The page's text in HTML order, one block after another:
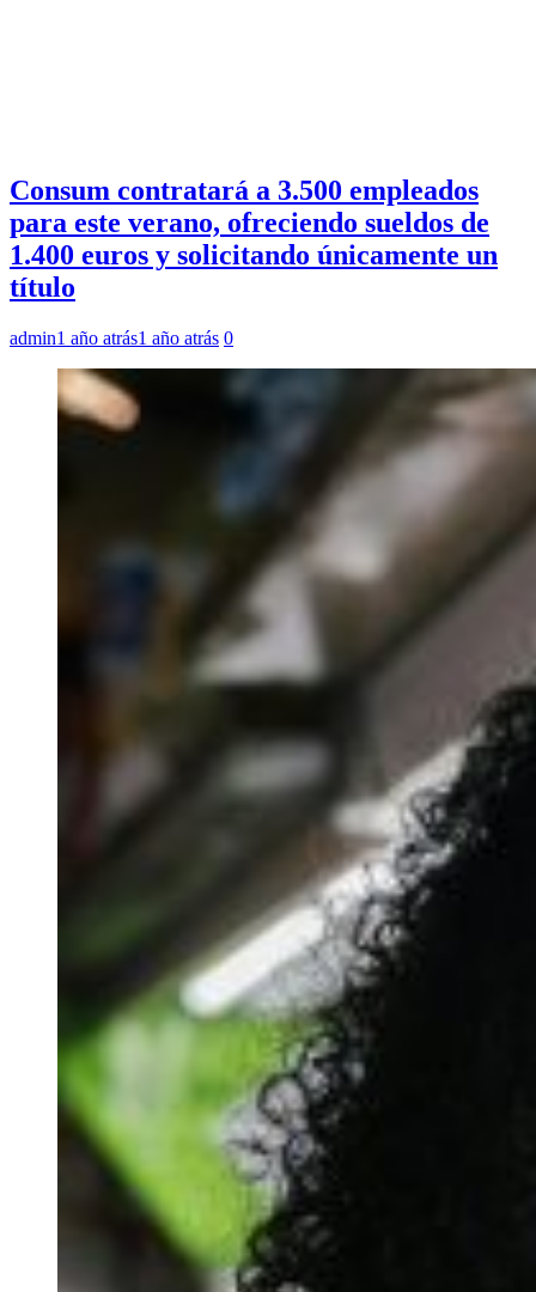
Consum contratará a 3.500 empleados
para este verano, ofreciendo sueldos de
1.400 euros y solicitando únicamente un
título
admin1 año atrás1 año atrás 0